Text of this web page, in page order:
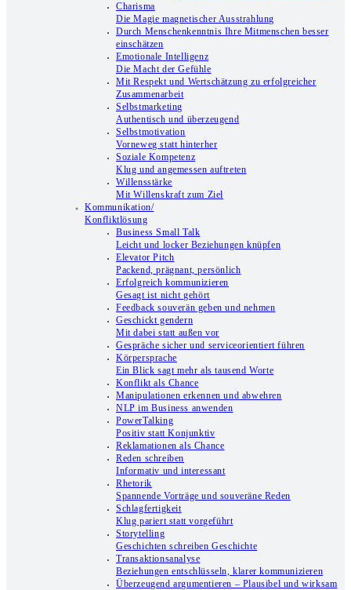
Charisma
Die Magie magnetischer Ausstrahlung
Durch Menschenkenntnis Ihre Mitmenschen besser
einschätzen
Emotionale Intelligenz
Die Macht der Gefühle
Mit Respekt und Wertschätzung zu erfolgreicher
Zusammenarbeit
Selbstmarketing
Authentisch und überzeugend
Selbstmotivation
Vorneweg statt hinterher
Soziale Kompetenz
Klug und angemessen auftreten
Willensstärke
Mit Willenskraft zum Ziel
Kommunikation/
Konfliktlösung
Business Small Talk
Leicht und locker Beziehungen knüpfen
Elevator Pitch
Packend, prägnant, persönlich
Erfolgreich kommunizieren
Gesagt ist nicht gehört
Feedback souverän geben und nehmen
Geschickt gendern
Mit dabei statt außen vor
Gespräche sicher und serviceorientiert führen
Körpersprache
Ein Blick sagt mehr als tausend Worte
Konflikt als Chance
Manipulationen erkennen und abwehren
NLP im Business anwenden
PowerTalking
Positiv statt Konjunktiv
Reklamationen als Chance
Reden schreiben
Informativ und interessant
Rhetorik
Spannende Vorträge und souveräne Reden
Schlagfertigkeit
Klug pariert statt vorgeführt
Storytelling
Geschichten schreiben Geschichte
Transaktionsanalyse
Beziehungen entschlüsseln, klarer kommunizieren
Überzeugend argumentieren – Plausibel und wirksam